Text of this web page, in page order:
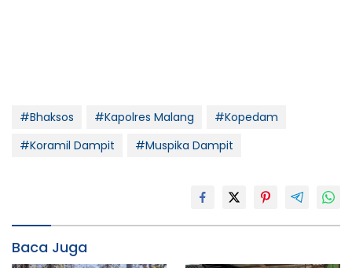
#Bhaksos #Kapolres Malang
#Kopedam
#Koramil Dampit
#Muspika Dampit
Baca Juga